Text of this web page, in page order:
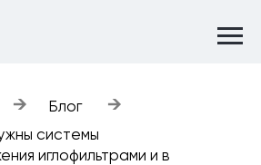
Блог
системы
иглофильтрами и в
→ →